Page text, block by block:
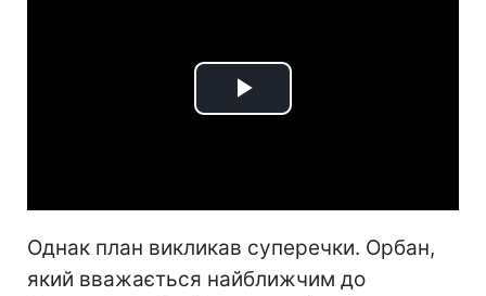
Play
Однак план викликав суперечки. Орбан,
який вважається найближчим до